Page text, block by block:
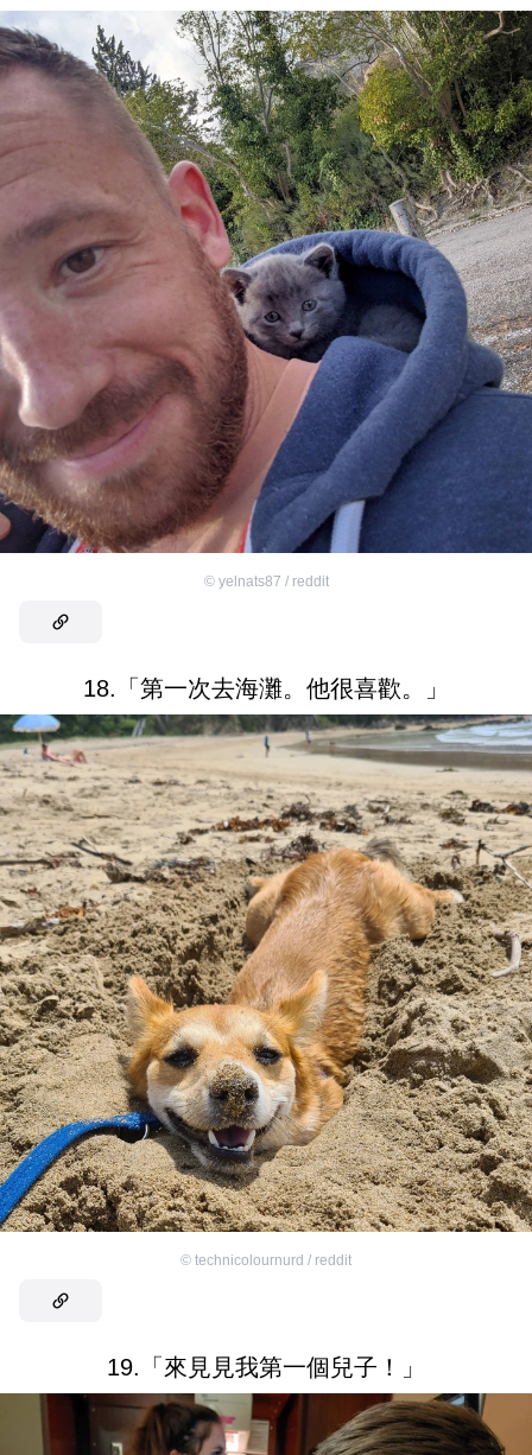
© yelnats87 / reddit
18.「第一次去海灘。他很喜歡。」
© technicolournurd / reddit
19.「來見見我第一個兒子！」